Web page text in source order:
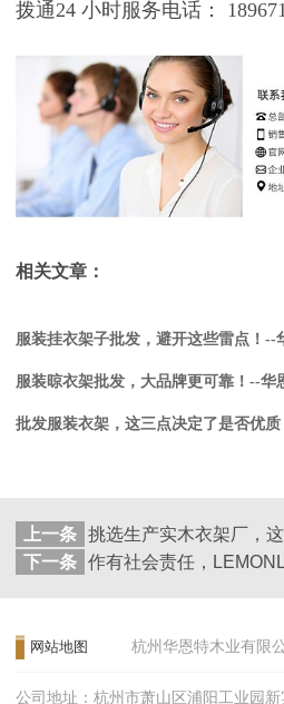
拨通24 小时服务电话：
相关文章：
服装挂衣架子批发，避开这些雷点！--
服装晾衣架批发，大品牌更可靠！--华
批发服装衣架，这三点决定了是否优
上一条
下一条
网站地图 杭州华恩特木业有限
公司地址：杭州市萧山区浦阳工业园